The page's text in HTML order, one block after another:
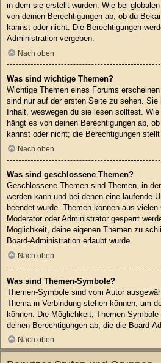
in dem sie erstellt wurden. Wie bei
von deinen Berechtigungen ab, ob du
kannst oder nicht. Die Berechtigungen
Administration vergeben.
Nach oben
Was sind wichtige Themen?
Wichtige Themen eines Forums
sind nur auf der ersten Seite zu sehen.
Inhalt, weswegen du sie lesen solltest.
hängt es von deinen Berechtigungen ab,
kannst oder nicht; die Berechtigungen
Nach oben
Was sind geschlossene Themen?
Geschlossene Themen sind Themen, in
werden kann und bei denen eine laufende
beendet wurde. Themen können aus
Moderator oder Administrator gesperrt
Möglichkeit, deine eigenen Themen zu
Board-Administration erlaubt wurde.
Nach oben
Was sind Themen-Symbole?
Themen-Symbole sind vom Autor
Thema in Verbindung stehen können, um
können. Die Möglichkeit, Themen-
deinen Berechtigungen ab, die die Board-
Nach oben